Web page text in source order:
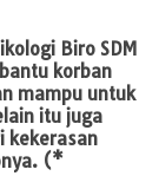
Biro SDM
korban
mampu untuk
itu juga
kekerasan
(*